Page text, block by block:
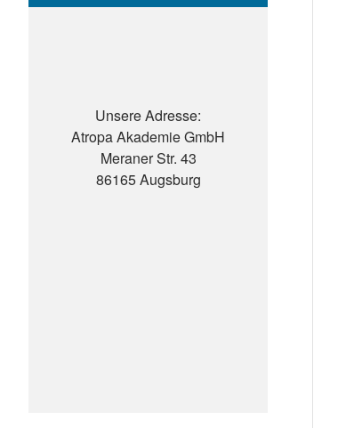
Unsere Adresse:
Atropa Akademie GmbH
Meraner Str. 43
86165 Augsburg